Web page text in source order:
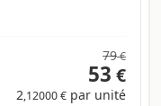
79€
53 €
2,12000 € par unité